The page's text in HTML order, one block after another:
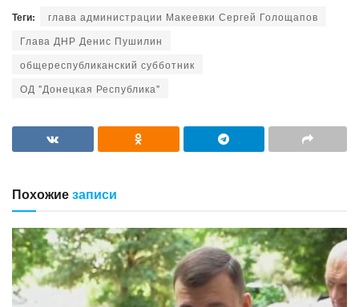
Теги:
глава администрации Макеевки Сергей Голощапов
Глава ДНР Денис Пушилин
общереспубликанский субботник
ОД "Донецкая Республика"
Похожиезаписи